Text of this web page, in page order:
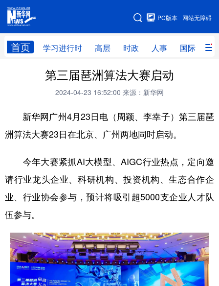
网站无障碍
PC版本
首页 学习进行时 高层 时政 人事 国际 财
网站地图
学习进行时 高层 时政
财经 网评
台湾 思客智库 全球连线 教育
科技 科创 量子
文化 书画 军事
访谈 视频 图片 政务
法律 中央文件 金融 汽车
食品
学术中国 乡村振兴 银龄 溯源中国
城市 旅游 能源 会展
彩票 娱乐 时尚 悦读
第三届琶洲算法大赛启动
2024-04-23 16:52:00 来源：新华网
新华网广州4月23日电（周颖、李幸子）第三届琶
洲算法大赛23日在北京、广州两地同时启动。
今年大赛紧抓AI大模型、AIGC行业热点，定向邀
请行业龙头企业、科研机构、投资机构、生态合作企
业、行业协会参与，预计将吸引超5000支企业人才队
伍参与。